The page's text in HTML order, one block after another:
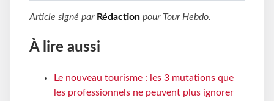
Article signé par Rédaction pour Tour Hebdo.
À lire aussi
Le nouveau tourisme : les 3 mutations que
les professionnels ne peuvent plus ignorer